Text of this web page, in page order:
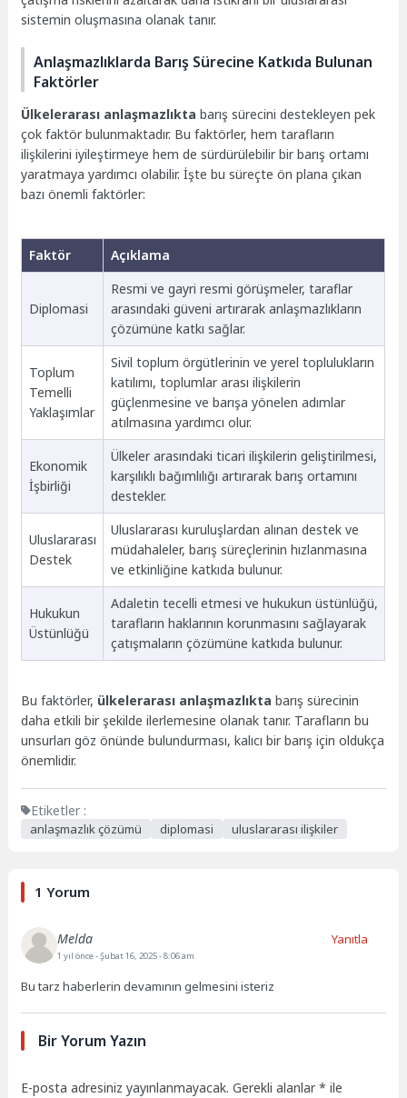
sistemin oluşmasına olanak tanır.
Anlaşmazlıklarda Barış Sürecine Katkıda Bulunan
Faktörler
Ülkelerarası anlaşmazlıkta barış sürecini destekleyen pek
çok faktör bulunmaktadır. Bu faktörler, hem tarafların
ilişkilerini iyileştirmeye hem de sürdürülebilir bir barış ortamı
yaratmaya yardımcı olabilir. İşte bu süreçte ön plana çıkan
bazı önemli faktörler:
Faktör Açıklama
Diplomasi
Resmi ve gayri resmi görüşmeler, taraflar
arasındaki güveni artırarak anlaşmazlıkların
çözümüne katkı sağlar.
Toplum
Temelli
Yaklaşımlar
Sivil toplum örgütlerinin ve yerel toplulukların
katılımı, toplumlar arası ilişkilerin
güçlenmesine ve barışa yönelen adımlar
atılmasına yardımcı olur.
Ekonomik
İşbirliği
Ülkeler arasındaki ticari ilişkilerin geliştirilmesi,
karşılıklı bağımlılığı artırarak barış ortamını
destekler.
Uluslararası
Destek
Uluslararası kuruluşlardan alınan destek ve
müdahaleler, barış süreçlerinin hızlanmasına
ve etkinliğine katkıda bulunur.
Hukukun
Üstünlüğü
Adaletin tecelli etmesi ve hukukun üstünlüğü,
tarafların haklarının korunmasını sağlayarak
çatışmaların çözümüne katkıda bulunur.
Bu faktörler, ülkelerarası anlaşmazlıkta barış sürecinin
daha etkili bir şekilde ilerlemesine olanak tanır. Tarafların bu
unsurları göz önünde bulundurması, kalıcı bir barış için oldukça
önemlidir.
Etiketler :
anlaşmazlık çözümü diplomasi uluslararası ilişkiler
1 Yorum
Melda
1 yıl önce- Şubat 16, 2025 - 8:06 am
Bu tarz haberlerin devamının gelmesini isteriz
Yanıtla
Bir Yorum Yazın
E-posta adresiniz yayınlanmayacak. Gerekli alanlar* ile